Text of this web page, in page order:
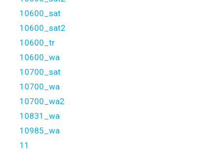
10600_sat
10600_sat2
10600_tr
10600_wa
10700_sat
10700_wa
10700_wa2
10831_wa
10985_wa
11